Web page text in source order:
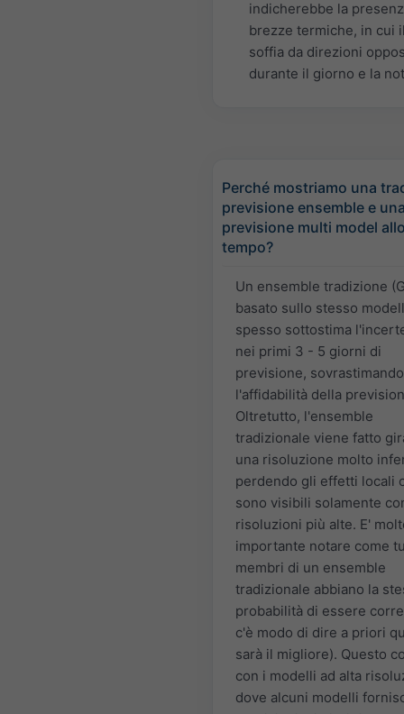
indicherebbe la
brezze termiche, in cui
soffia da direzioni
durante il giorno e la
Perché mostriamo una
previsione ensemble e
previsione multi model
tempo?
Un ensemble tradizione
basato sullo stesso
spesso sottostima
nei primi 3 - 5 giorni di
previsione, sovrastimando
l'affidabilità della
Oltretutto, l'ensemble
tradizionale viene fatto
una risoluzione molto
perdendo gli effetti locali
sono visibili solamente
risoluzioni più alte. E'
importante notare come
membri di un ensemble
tradizionale abbiano la
probabilità di essere
c'è modo di dire a priori
sarà il migliore). Questo
con i modelli ad alta
dove alcuni modelli